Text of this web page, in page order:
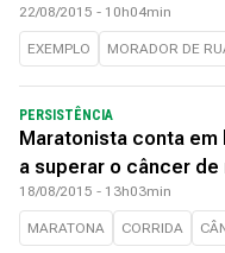
22/08/2015 - 10h04min
EXEMPLO MORADOR DE
PERSISTÊNCIA
Maratonista conta em
a superar o câncer de
18/08/2015 - 13h03min
MARATONA CORRIDA